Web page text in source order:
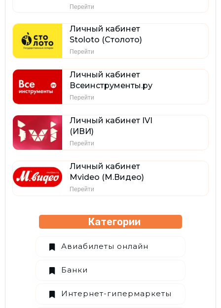
Перейти
Личный кабинет
Stoloto (Столото)
Перейти
Личный кабинет
Всеинструменты.ру
Перейти
Личный кабинет IVI
(ИВИ)
Перейти
Личный кабинет
Mvideo (М.Видео)
Перейти
Категории
Авиабилеты онлайн
Банки
Интернет-гипермаркеты